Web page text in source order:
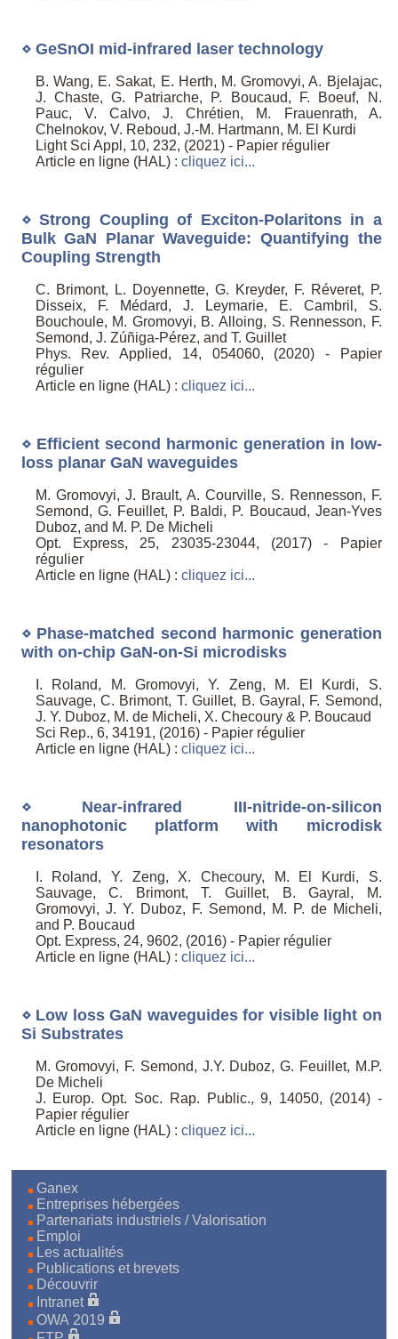
⋄ GeSnOI mid-infrared laser technology
B. Wang, E. Sakat, E. Herth, M. Gromovyi, A. Bjelajac,
J. Chaste, G. Patriarche, P. Boucaud, F. Boeuf, N.
Pauc, V. Calvo, J. Chrétien, M. Frauenrath, A.
Chelnokov, V. Reboud, J.-M. Hartmann, M. El Kurdi
Light Sci Appl, 10, 232, (2021) - Papier régulier
Article en ligne (HAL) : cliquez ici...
⋄ Strong Coupling of Exciton-Polaritons in a
Bulk GaN Planar Waveguide: Quantifying the
Coupling Strength
C. Brimont, L. Doyennette, G. Kreyder, F. Réveret, P.
Disseix, F. Médard, J. Leymarie, E. Cambril, S.
Bouchoule, M. Gromovyi, B. Alloing, S. Rennesson, F.
Semond, J. Zúñiga-Pérez, and T. Guillet
Phys. Rev. Applied, 14, 054060, (2020) - Papier
régulier
Article en ligne (HAL) : cliquez ici...
⋄ Efficient second harmonic generation in low-
loss planar GaN waveguides
M. Gromovyi, J. Brault, A. Courville, S. Rennesson, F.
Semond, G. Feuillet, P. Baldi, P. Boucaud, Jean-Yves
Duboz, and M. P. De Micheli
Opt. Express, 25, 23035-23044, (2017) - Papier
régulier
Article en ligne (HAL) : cliquez ici...
⋄ Phase-matched second harmonic generation
with on-chip GaN-on-Si microdisks
I. Roland, M. Gromovyi, Y. Zeng, M. El Kurdi, S.
Sauvage, C. Brimont, T. Guillet, B. Gayral, F. Semond,
J. Y. Duboz, M. de Micheli, X. Checoury & P. Boucaud
Sci Rep., 6, 34191, (2016) - Papier régulier
Article en ligne (HAL) : cliquez ici...
⋄ Near-infrared III-nitride-on-silicon
nanophotonic platform with microdisk
resonators
I. Roland, Y. Zeng, X. Checoury, M. El Kurdi, S.
Sauvage, C. Brimont, T. Guillet, B. Gayral, M.
Gromovyi, J. Y. Duboz, F. Semond, M. P. de Micheli,
and P. Boucaud
Opt. Express, 24, 9602, (2016) - Papier régulier
Article en ligne (HAL) : cliquez ici...
⋄ Low loss GaN waveguides for visible light on
Si Substrates
M. Gromovyi, F. Semond, J.Y. Duboz, G. Feuillet, M.P.
De Micheli
J. Europ. Opt. Soc. Rap. Public., 9, 14050, (2014) -
Papier régulier
Article en ligne (HAL) : cliquez ici...
Ganex
Entreprises hébergées
Partenariats industriels / Valorisation
Emploi
Les actualités
Publications et brevets
Découvrir
Intranet
OWA 2019